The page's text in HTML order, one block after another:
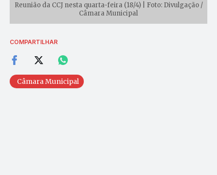
Reunião da CCJ nesta quarta-feira (18/4) | Foto: Divulgação /
Câmara Municipal
COMPARTILHAR
Câmara Municipal